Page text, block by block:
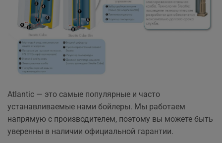
Atlantic — это самые популярные и часто
устанавливаемые нами бойлеры. Мы работаем
напрямую с производителем, поэтому вы можете быть
уверенны в наличии официальной гарантии.